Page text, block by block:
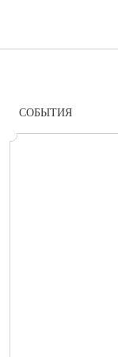
СОБЫТИЯ